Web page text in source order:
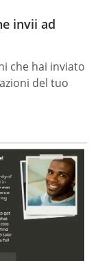
invii ad
che hai inviato
del tuo